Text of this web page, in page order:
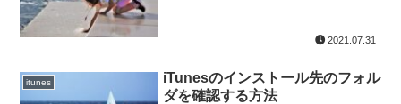
2021.07.31
itunes
iTunesのインストール先のフォル
ダを確認する方法